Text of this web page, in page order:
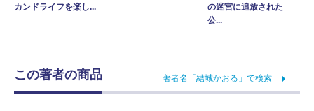
カンドライフを楽し...
の迷宮に追放された
公...
この著者の商品 著者名「結城かおる」で検索